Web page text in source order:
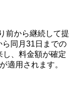
前から継続して提
同月31日までの
し、料金額が確定
適用されます。